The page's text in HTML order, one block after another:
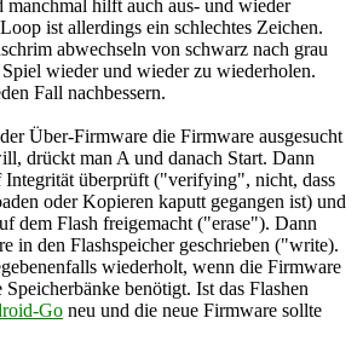
hilft auch aus- und wieder
ist allerdings ein schlechtes Zeichen.
abwechseln von schwarz nach grau
wieder und wieder zu wiederholen.
Fall nachbessern.
Über-Firmware die Firmware ausgesucht
drückt man A und danach Start. Dann
überprüft ("verifying", nicht, dass
oder Kopieren kaputt gegangen ist) und
dem Flash freigemacht ("erase"). Dann
in den Flashspeicher geschrieben ("write).
wiederholt, wenn die Firmware
benötigt. Ist das Flashen
Go neu und die neue Firmware sollte